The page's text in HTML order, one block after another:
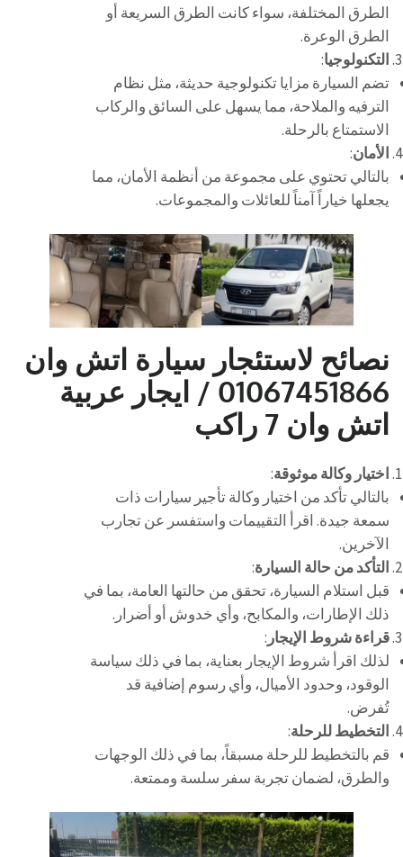
الطرق المختلفة، سواء كانت الطرق السريعة أو
الطرق الوعرة.
التكنولوجيا:
تضم السيارة مزايا تكنولوجية حديثة، مثل نظام
الترفيه والملاحة، مما يسهل على السائق والركاب
الاستمتاع بالرحلة.
الأمان:
بالتالي تحتوي على مجموعة من أنظمة الأمان، مما
يجعلها خياراً آمناً للعائلات والمجموعات.
نصائح لاستئجار سيارة اتش وان
01067451866 / ايجار عربية
اتش وان 7 راكب
اختيار وكالة موثوقة:
بالتالي تأكد من اختيار وكالة تأجير سيارات ذات
سمعة جيدة. اقرأ التقييمات واستفسر عن تجارب
الآخرين.
التأكد من حالة السيارة:
قبل استلام السيارة، تحقق من حالتها العامة، بما في
ذلك الإطارات، والمكابح، وأي خدوش أو أضرار.
قراءة شروط الإيجار :
لذلك اقرأ شروط الإيجار بعناية، بما في ذلك سياسة
الوقود، وحدود الأميال، وأي رسوم إضافية قد
تُفرض.
التخطيط للرحلة:
قم بالتخطيط للرحلة مسبقاً، بما في ذلك الوجهات
والطرق، لضمان تجربة سفر سلسة وممتعة.